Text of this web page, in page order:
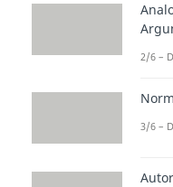
2/6 –
3/6 –